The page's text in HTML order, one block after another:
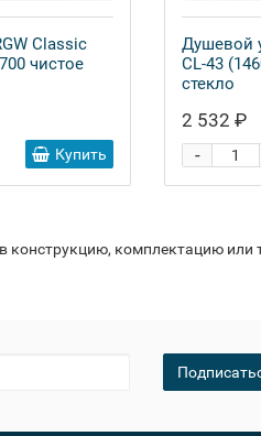
Classic
чистое
Купить
Душевой
CL-43
стекло
2 532 ₽
-
конструкцию, комплектацию или